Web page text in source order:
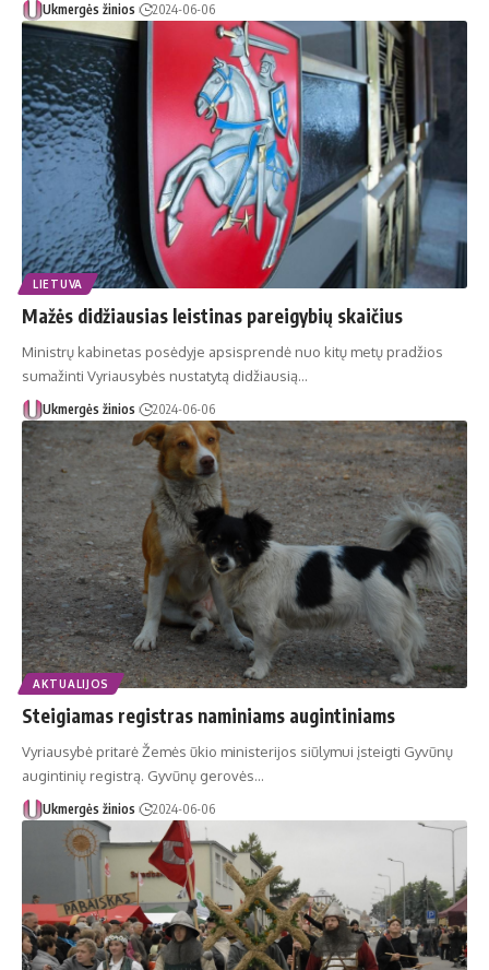
Ukmergės žinios 2024-06-06
LIETUVA
Mažės didžiausias leistinas pareigybių skaičius
Ministrų kabinetas posėdyje apsisprendė nuo kitų metų pradžios
sumažinti Vyriausybės nustatytą didžiausią…
Ukmergės žinios 2024-06-06
AKTUALIJOS
Steigiamas registras naminiams augintiniams
Vyriausybė pritarė Žemės ūkio ministerijos siūlymui įsteigti Gyvūnų
augintinių registrą. Gyvūnų gerovės…
Ukmergės žinios 2024-06-06